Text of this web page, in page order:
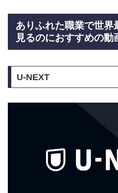
ありふれた職業で世
見るのにおすすめの動
U-NEXT